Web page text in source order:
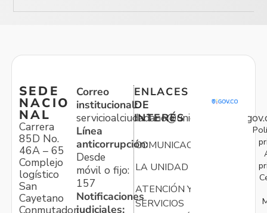
SEDE
NACIO
NAL
Carrera
85D No.
46A – 65
Complejo
logístico
San
Cayetano
Conmutador:
Correo
institucional:
Línea
anticorrupción:
Desde
móvil o fijo:
157
Notificaciones
judiciales:
ENLACES
DE
INTERÉS
COMUNICACIONES
LA UNIDAD
ATENCIÓN Y
SERVICIOS